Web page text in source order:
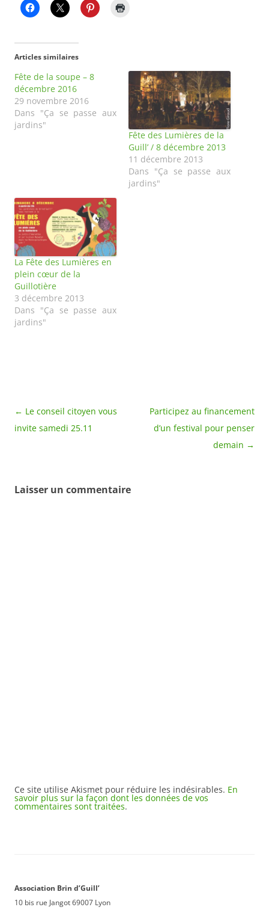
Articles similaires
Fête de la soupe – 8
décembre 2016
29 novembre 2016
Dans "Ça se passe aux
jardins"
Fête des Lumières de la
Guill’ / 8 décembre 2013
11 décembre 2013
Dans "Ça se passe aux
jardins"
La Fête des Lumières en
plein cœur de la
Guillotière
3 décembre 2013
Dans "Ça se passe aux
jardins"
Navigation
des
← Le conseil citoyen vous
invite samedi 25.11
Participez au financement
d’un festival pour penser
demain →
Laisser un commentaire
Ce site utilise Akismet pour réduire les indésirables. En
savoir plus sur la façon dont les données de vos
commentaires sont traitées.
Association Brin d’Guill’
10 bis rue Jangot 69007 Lyon